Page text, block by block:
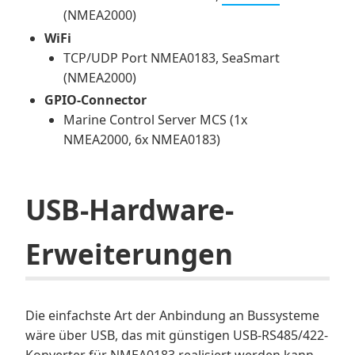
(NMEA2000)
WiFi
TCP/UDP Port NMEA0183, SeaSmart
(NMEA2000)
GPIO-Connector
Marine Control Server MCS (1x
NMEA2000, 6x NMEA0183)
USB-Hardware-
Erweiterungen
Die einfachste Art der Anbindung an Bussysteme
wäre über USB, das mit günstigen USB-RS485/422-